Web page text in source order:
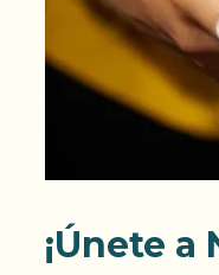
¡Únete a